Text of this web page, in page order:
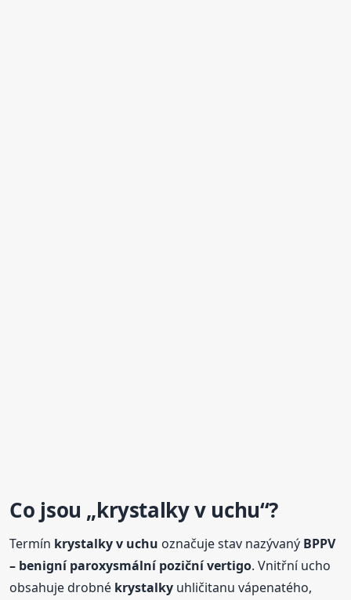
Co jsou „krystalkyv uchu“?
Termín krystalky v uchu označuje stav nazývaný BPPV
– benigní paroxysmální poziční vertigo. Vnitřní ucho
obsahuje drobné krystalky uhličitanu vápenatého,